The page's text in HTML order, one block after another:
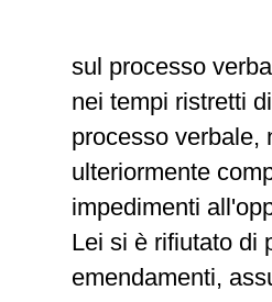
sul processo
nei tempi ristretti
processo verbale,
ulteriormente
impedimenti
Lei si è rifiutato di
emendamenti,